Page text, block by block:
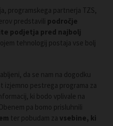
programskega partnerja TZS,
predstavili področje
podjetja pred najbolj
tehnologij postaja vse bolj
da se nam na dogodku
pestrega programa za
ki bodo vplivale na
pa bomo prisluhnili
ter pobudam za vsebine, ki